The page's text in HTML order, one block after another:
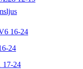
16-24
24
17-24